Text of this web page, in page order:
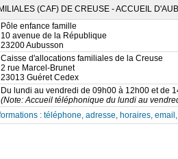
(CAF) DE CREUSE - ACCUEIL
Pôle enfance famille
10 avenue de la République
23200 Aubusson
Caisse d'allocations familiales de la Creuse
2 rue Marcel-Brunet
23013 Guéret Cedex
Du lundi au vendredi de 09h00 à 12h00 et de
(Note: Accueil téléphonique du lundi au
: téléphone, adresse, horaires,